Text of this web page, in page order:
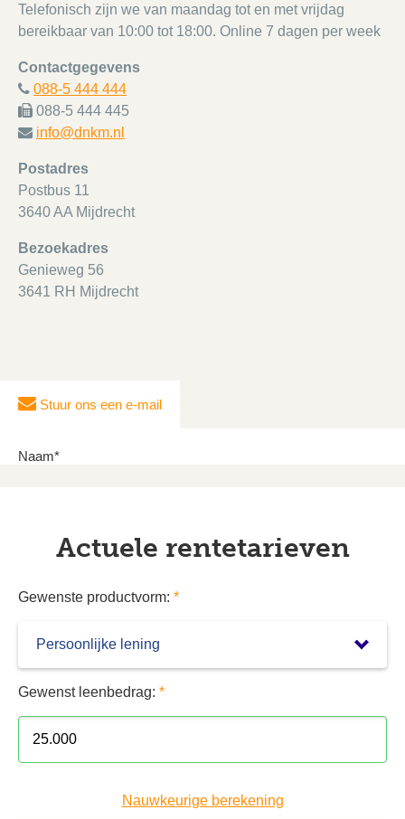
Telefonisch zijn we van maandag tot en met vrijdag
bereikbaar van 10:00 tot 18:00. Online 7 dagen per week
Contactgegevens
088-5 444 444
088-5 444 445
info@dnkm.nl
Postadres
Postbus 11
3640 AA Mijdrecht
Bezoekadres
Genieweg 56
3641 RH Mijdrecht
Stuur ons een e-mail
Naam*
E-mailadres*
Bericht*
Actuele rentetarieven
Gewenste productvorm: *
Gewenst leenbedrag: *
Nauwkeurige berekening